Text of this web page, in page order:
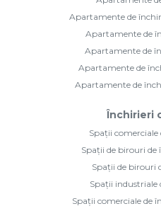
Apartamente de
Apartamente de
Apartamente de
Apartamente de
Apartamente de
Închirieri
Spații
Spații de birouri
Spații de birouri
Spații industriale
Spații comerciale de